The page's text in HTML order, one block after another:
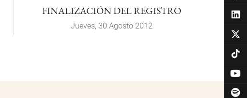
FINALIZACIÓN DEL REGISTRO
Jueves, 30 Agosto 2012